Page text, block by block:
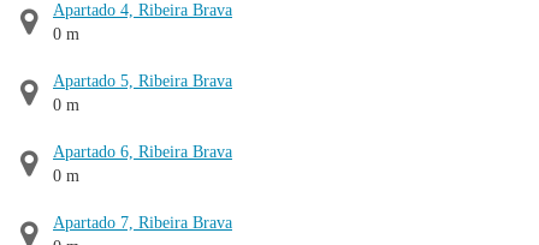
Apartado 4, Ribeira Brava
0 m
Apartado 5, Ribeira Brava
0 m
Apartado 6, Ribeira Brava
0 m
Apartado 7, Ribeira Brava